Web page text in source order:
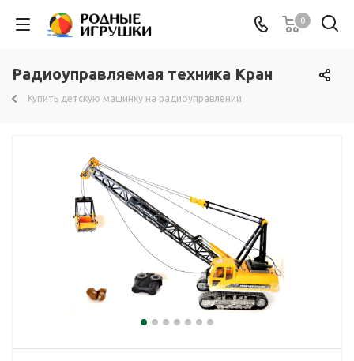
0
Радиоуправляемая техника Кран
Купить детскую машинку на радиоуправлении